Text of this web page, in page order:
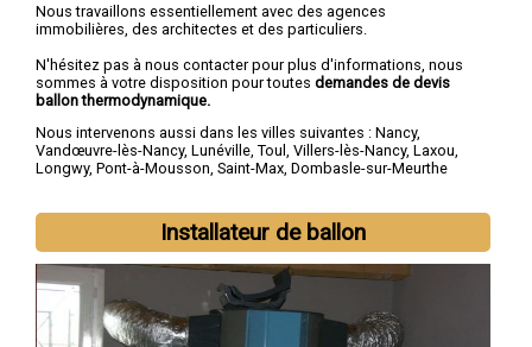
Nous travaillons essentiellement avec des agences
immobilières, des architectes et des particuliers.
N'hésitez pas à nous contacter pour plus d'informations, nous
sommes à votre disposition pour toutes demandes de devis
ballon thermodynamique.
Nous intervenons aussi dans les villes suivantes : Nancy,
Vandœuvre-lès-Nancy, Lunéville, Toul , Villers-lès-Nancy, Laxou,
Longwy, Pont-à-Mousson, Saint-Max, Dombasle-sur-Meurthe
Installateur de ballon